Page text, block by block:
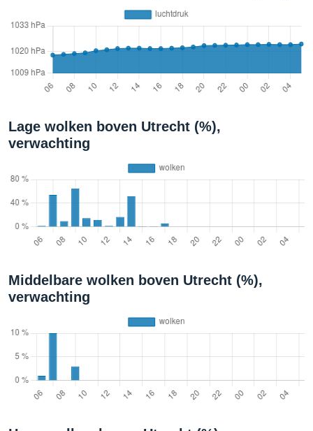
Lage wolken boven Utrecht (%),
verwachting
Middelbare wolken boven Utrecht (%),
verwachting